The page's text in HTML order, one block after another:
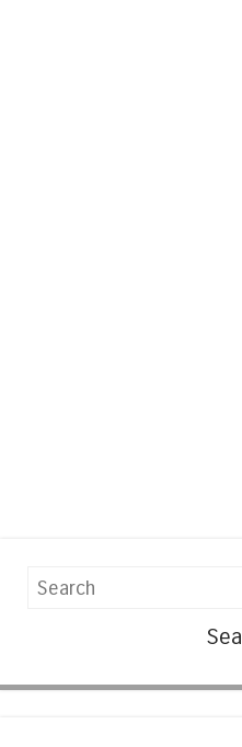
Search